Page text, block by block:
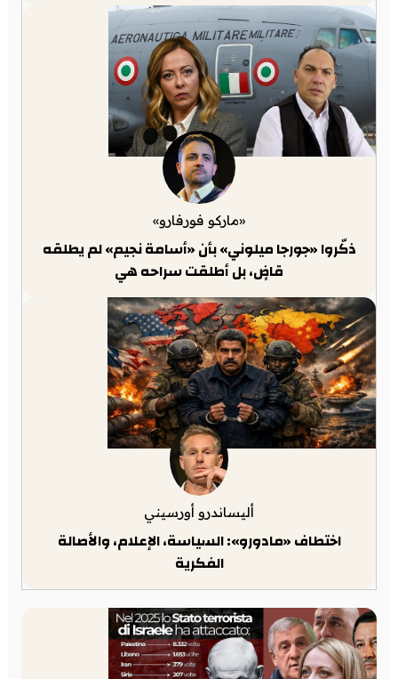
«ماركو فورفارو»
ذكّروا «جورجا ميلوني» بأن «أسامة نجيم» لم يطلقه
قاضٍ، بل أطلقت سراحه هي
أليساندرو أورسيني
اختطاف «مادورو»: السياسة، الإعلام، والأصالة
الفكرية